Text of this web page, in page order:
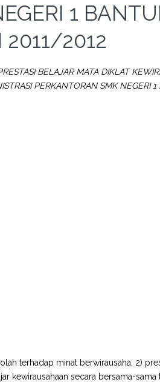
1
2011/2012
BELAJAR MATA DIKLAT
PERKANTORAN SMK NEGERI
terhadap minat berwirausaha, 2)
kewirausahaan secara bersama-sama